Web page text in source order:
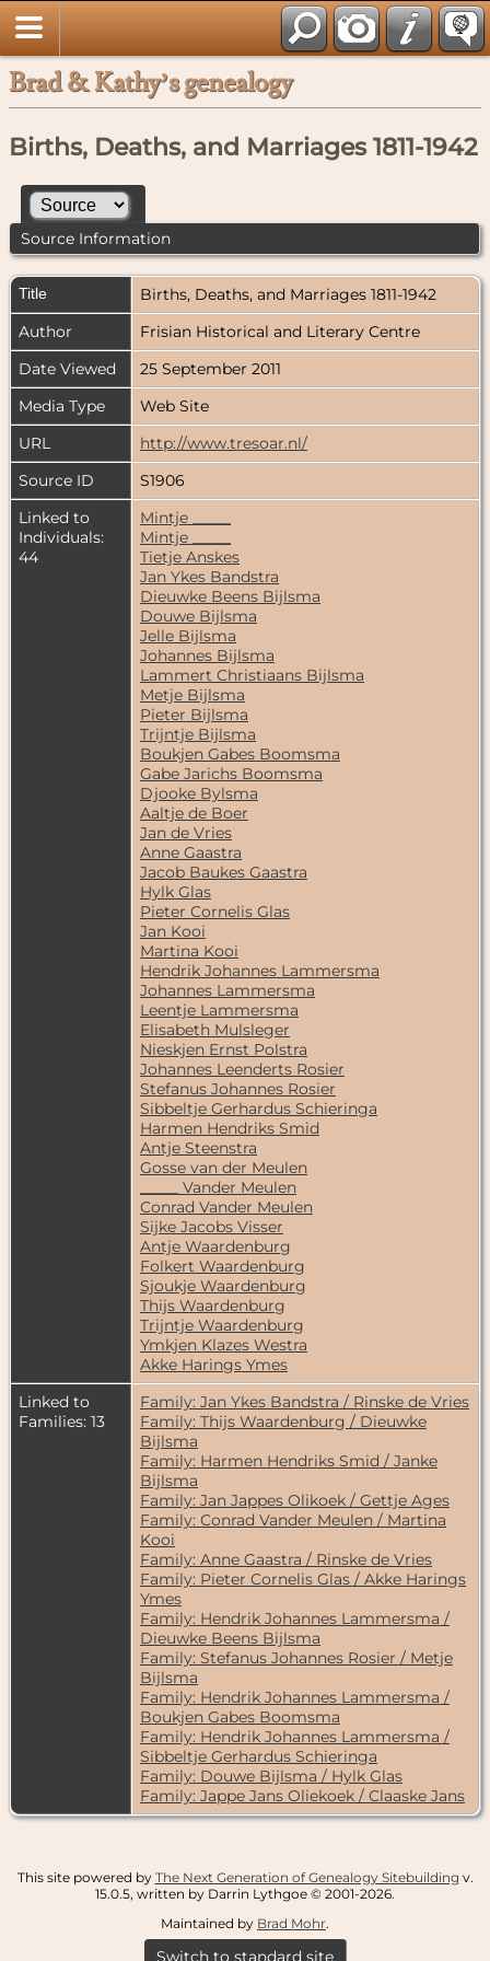
Brad & Kathy’s genealogy
Births, Deaths, and Marriages 1811-1942
Source Information
Title
Births, Deaths, and Marriages 1811-1942
Author
Frisian Historical and Literary Centre
Date Viewed
25 September 2011
Media Type
Web Site
URL
http://www.tresoar.nl/
Source ID
S1906
Linked to
Individuals:
44
Mintje _____
Mintje _____
Tietje Anskes
Jan Ykes Bandstra
Dieuwke Beens Bijlsma
Douwe Bijlsma
Jelle Bijlsma
Johannes Bijlsma
Lammert Christiaans Bijlsma
Metje Bijlsma
Pieter Bijlsma
Trijntje Bijlsma
Boukjen Gabes Boomsma
Gabe Jarichs Boomsma
Djooke Bylsma
Aaltje de Boer
Jan de Vries
Anne Gaastra
Jacob Baukes Gaastra
Hylk Glas
Pieter Cornelis Glas
Jan Kooi
Martina Kooi
Hendrik Johannes Lammersma
Johannes Lammersma
Leentje Lammersma
Elisabeth Mulsleger
Nieskjen Ernst Polstra
Johannes Leenderts Rosier
Stefanus Johannes Rosier
Sibbeltje Gerhardus Schieringa
Harmen Hendriks Smid
Antje Steenstra
Gosse van der Meulen
_____ Vander Meulen
Conrad Vander Meulen
Sijke Jacobs Visser
Antje Waardenburg
Folkert Waardenburg
Sjoukje Waardenburg
Thijs Waardenburg
Trijntje Waardenburg
Ymkjen Klazes Westra
Akke Harings Ymes
Linked to
Families: 13
Family: Jan Ykes Bandstra / Rinske de Vries
Family: Thijs Waardenburg / Dieuwke
Bijlsma
Family: Harmen Hendriks Smid / Janke
Bijlsma
Family: Jan Jappes Olikoek / Gettje Ages
Family: Conrad Vander Meulen / Martina
Kooi
Family: Anne Gaastra / Rinske de Vries
Family: Pieter Cornelis Glas / Akke Harings
Ymes
Family: Hendrik Johannes Lammersma /
Dieuwke Beens Bijlsma
Family: Stefanus Johannes Rosier / Metje
Bijlsma
Family: Hendrik Johannes Lammersma /
Boukjen Gabes Boomsma
Family: Hendrik Johannes Lammersma /
Sibbeltje Gerhardus Schieringa
Family: Douwe Bijlsma / Hylk Glas
Family: Jappe Jans Oliekoek / Claaske Jans
This site powered by The Next Generation of Genealogy Sitebuilding v.
15.0.5, written by Darrin Lythgoe © 2001-2026.
Maintained by Brad Mohr.
Switch to standard site